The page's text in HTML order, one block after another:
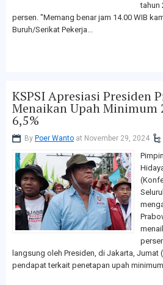
tahun
persen. "Memang benar jam 14.00 WIB
Buruh/Serikat Pekerja...
KSPSI Apresiasi Presiden
Menaikan Upah Minimum
6,5%
By Poer Wanto at November 29, 2024
langsung oleh Presiden, di Jakarta, Jumat
pendapat terkait penetapan upah